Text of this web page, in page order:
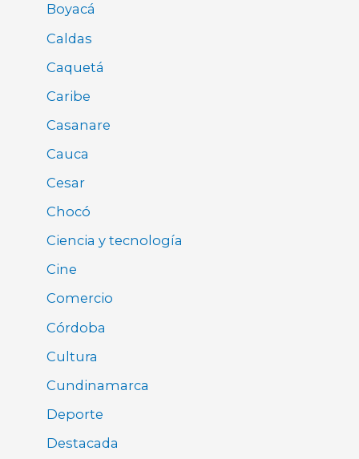
Boyacá
Caldas
Caquetá
Caribe
Casanare
Cauca
Cesar
Chocó
Ciencia y tecnología
Cine
Comercio
Córdoba
Cultura
Cundinamarca
Deporte
Destacada